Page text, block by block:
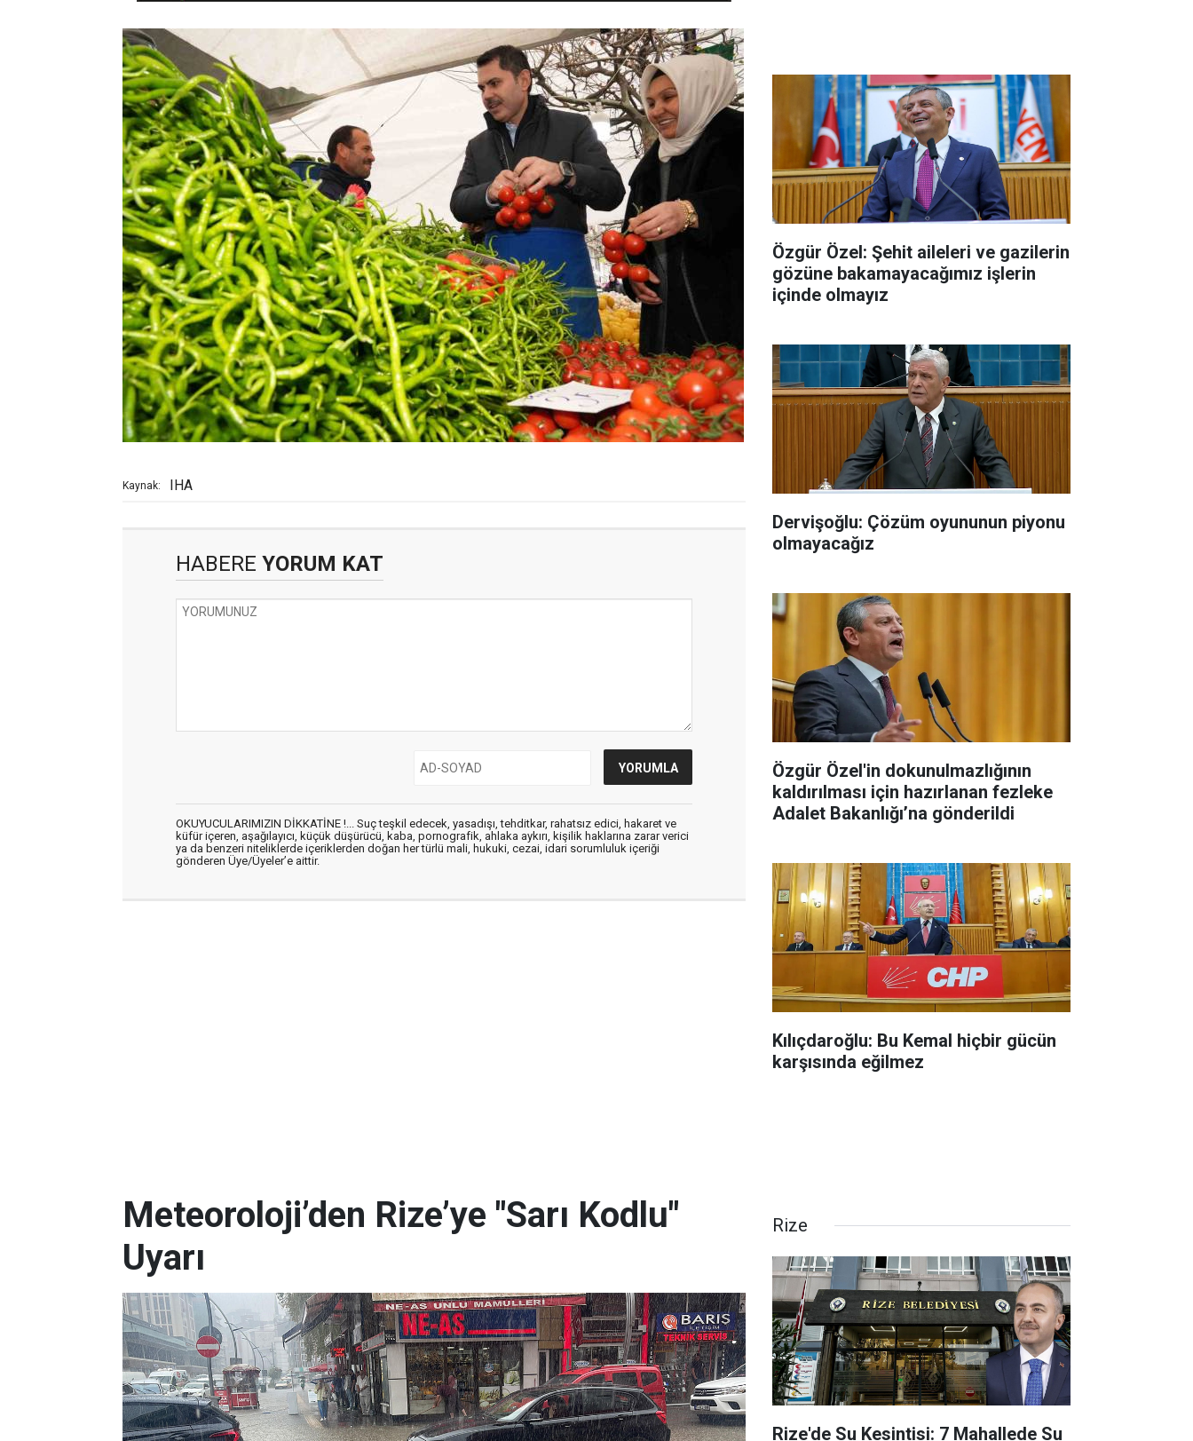
Kaynak: IHA
HABERE YORUM KAT
OKUYUCULARIMIZIN DİKKATİNE !... Suç teşkil edecek, yasadışı, tehditkar, rahatsız edici, hakaret ve
küfür içeren, aşağılayıcı, küçük düşürücü, kaba, pornografik, ahlaka aykırı, kişilik haklarına zarar verici
ya da benzeri niteliklerde içeriklerden doğan her türlü mali, hukuki, cezai, idari sorumluluk içeriği
gönderen Üye/Üyeler’e aittir.
Özgür Özel: Şehit aileleri ve gazilerin
gözüne bakamayacağımız işlerin
içinde olmayız
Dervişoğlu: Çözüm oyununun piyonu
olmayacağız
Özgür Özel'in dokunulmazlığının
kaldırılması için hazırlanan fezleke
Adalet Bakanlığı’na gönderildi
Kılıçdaroğlu: Bu Kemal hiçbir gücün
karşısında eğilmez
Meteoroloji’den Rize’ye "Sarı Kodlu"
Uyarı
Rize
Rize'de Su Kesintisi: 7 Mahallede Su